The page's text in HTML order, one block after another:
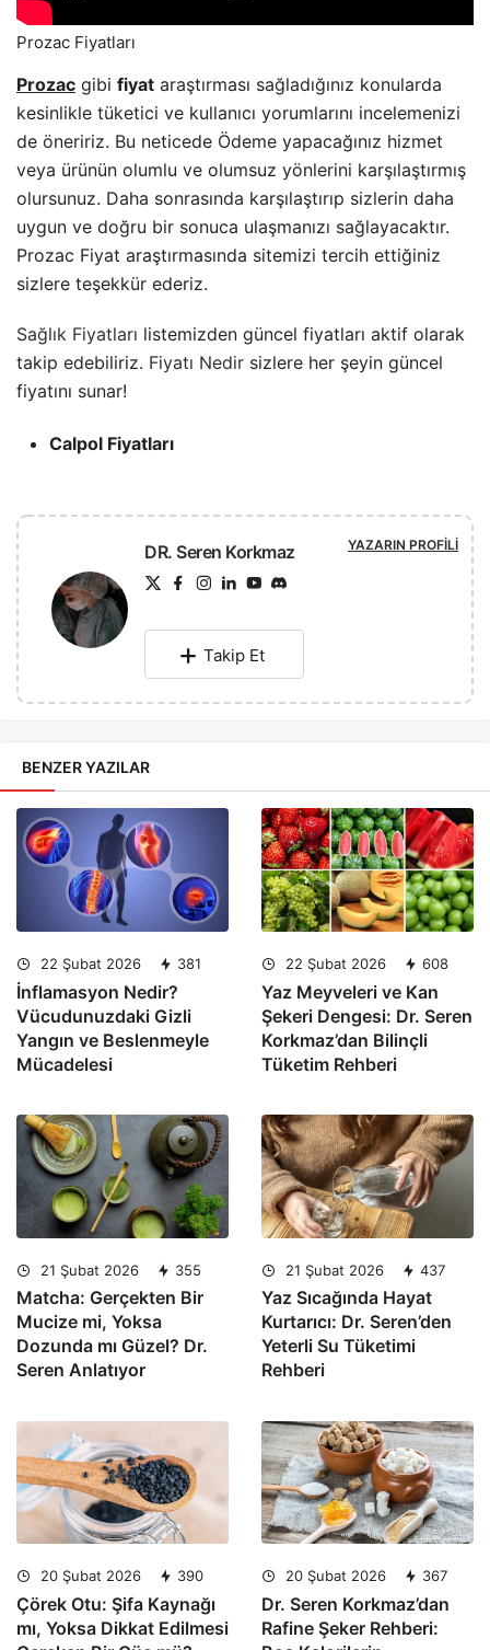
Prozac Fiyatları
Prozac gibi fiyat araştırması sağladığınız konularda
kesinlikle tüketici ve kullanıcı yorumlarını incelemenizi
de öneririz. Bu neticede Ödeme yapacağınız hizmet
veya ürünün olumlu ve olumsuz yönlerini karşılaştırmış
olursunuz. Daha sonrasında karşılaştırıp sizlerin daha
uygun ve doğru bir sonuca ulaşmanızı sağlayacaktır.
Prozac Fiyat araştırmasında sitemizi tercih ettiğiniz
sizlere teşekkür ederiz.
Sağlık Fiyatları listemizden güncel fiyatları aktif olarak
takip edebiliriz. Fiyatı Nedir sizlere her şeyin güncel
fiyatını sunar!
Calpol Fiyatları
DR. Seren Korkmaz YAZARIN PROFILI
Takip Et
BENZER YAZILAR
22 Şubat 2026 381
İnflamasyon Nedir?
Vücudunuzdaki Gizli
Yangın ve Beslenmeyle
Mücadelesi
22 Şubat 2026 608
Yaz Meyveleri ve Kan
Şekeri Dengesi: Dr. Seren
Korkmaz’dan Bilinçli
Tüketim Rehberi
21 Şubat 2026 355
Matcha: Gerçekten Bir
Mucize mi, Yoksa
Dozunda mı Güzel? Dr.
Seren Anlatıyor
21 Şubat 2026 437
Yaz Sıcağında Hayat
Kurtarıcı: Dr. Seren’den
Yeterli Su Tüketimi
Rehberi
20 Şubat 2026 390
Çörek Otu: Şifa Kaynağı
mı, Yoksa Dikkat Edilmesi
20 Şubat 2026 367
Dr. Seren Korkmaz’dan
Rafine Şeker Rehberi: